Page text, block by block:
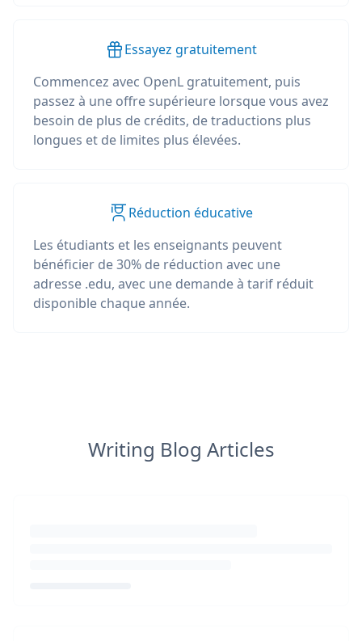
Essayez gratuitement
Commencez avec OpenL gratuitement, puis
passez à une offre supérieure lorsque vous avez
besoin de plus de crédits, de traductions plus
longues et de limites plus élevées.
Réduction éducative
Les étudiants et les enseignants peuvent
bénéficier de 30% de réduction avec une
adresse .edu, avec une demande à tarif réduit
disponible chaque année.
Writing Blog Articles